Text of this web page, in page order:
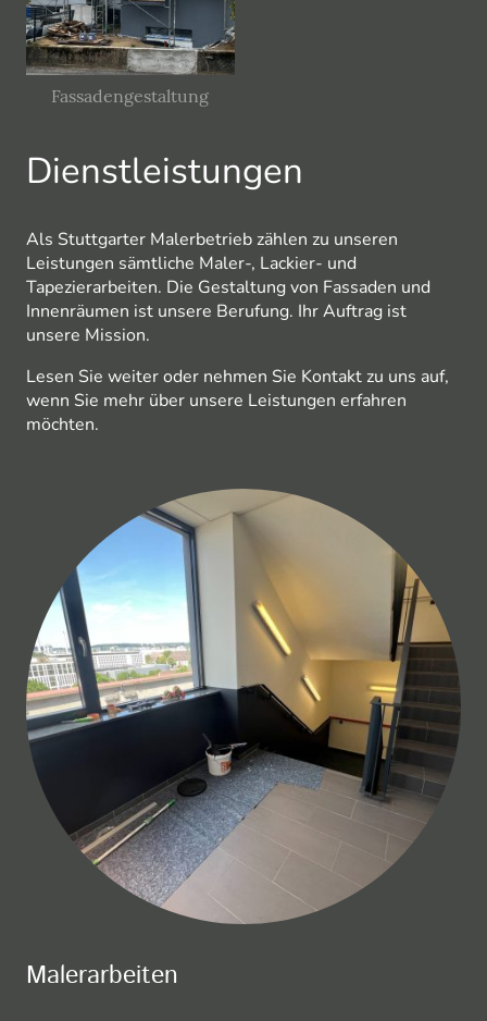
Fassadengestaltung
Dienstleistungen
Als Stuttgarter Malerbetrieb zählen zu unseren
Leistungen sämtliche Maler-, Lackier- und
Tapezierarbeiten. Die Gestaltung von Fassaden und
Innenräumen ist unsere Berufung. Ihr Auftrag ist
unsere Mission.
Lesen Sie weiter oder nehmen Sie Kontakt zu uns auf,
wenn Sie mehr über unsere Leistungen erfahren
möchten.
Malerarbeiten